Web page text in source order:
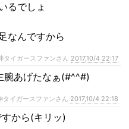
るでしょ
なんですから
イガースファンさん 2017,10/4 22:17
あげたなぁ(#^^#)
イガースファンさん 2017,10/4 22:18
から(キリッ)